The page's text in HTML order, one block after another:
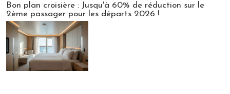
Bon plan croisière : Jusqu'à 60% de réduction sur le
2ème passager pour les départs 2026 !